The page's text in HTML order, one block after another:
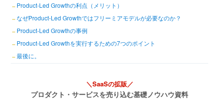
Product-Led Growthの利点（メリット）
なぜProduct-Led Growthではフリーミアモデルが必要なのか？
Product-Led Growthの事例
Product-Led Growthを実行するための7つのポイント
最後に。
＼SaaSの拡販／
プロダクト・サービスを売り込む基礎ノウハウ資料